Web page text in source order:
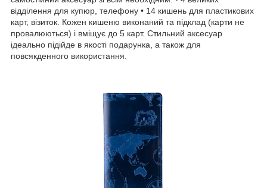
відділення для купюр, телефону • 14 кишень для пластикових
карт, візиток. Кожен кишеню виконаний та підклад (карти не
провалюються) і вміщує до 5 карт. Стильний аксесуар
ідеально підійде в якості подарунка, а також для
повсякденного використання.